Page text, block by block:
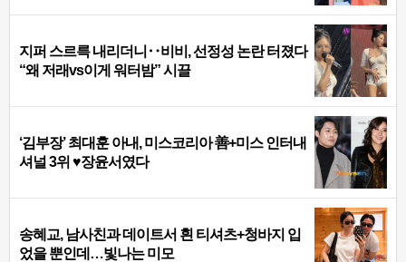
지퍼 스르륵 내리더니‥비비, 선정성 논란 터졌다
“왜 저래vs이게 워터밤” 시끌
‘김부장’ 최대훈 아내, 미스코리아 善+미스 인터내
셔널 3위 ♥장윤서였다
송혜교, 남사친과 데이트서 흰 티셔츠+청바지 입
었을 뿐인데…빛나는 미모